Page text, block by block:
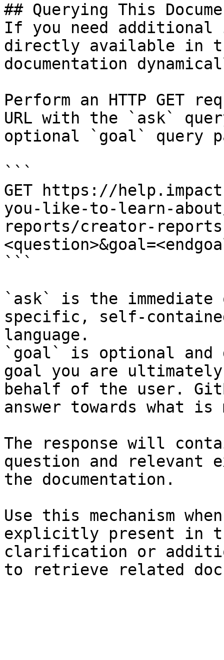
## Querying This
If you need
directly available in
documentation
Perform an HTTP GET
URL with the `ask`
optional `goal` query
```
GET https://
you-like-to-learn-
reports/creator-reports-
```
`ask` is the
specific, self-
language.
`goal` is optional and
goal you are
behalf of the user.
answer towards what
The response will
question and relevant
the documentation.
Use this mechanism
explicitly present in
clarification or